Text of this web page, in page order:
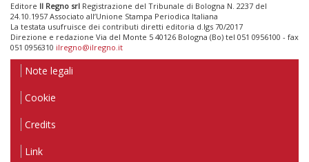
Editore Il Regno srl Registrazione del Tribunale di Bologna N. 2237 del
24.10.1957 Associato all’Unione Stampa Periodica Italiana
La testata usufruisce dei contributi diretti editoria d.lgs 70/2017
Direzione e redazione Via del Monte 5 40126 Bologna (Bo) tel 051 0956100 - fax
051 0956310 ilregno@ilregno.it
Note legali
Cookie
Credits
Link